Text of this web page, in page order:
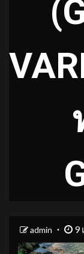
admin 9